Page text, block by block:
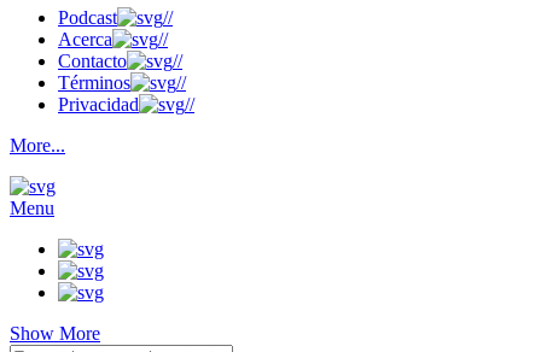
Podcast
//
Acerca
//
Contacto
//
Términos
//
Privacidad
//
More...
Menu
Show More